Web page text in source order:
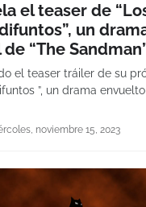
el teaser de
un
“The
el teaser tráiler de su
”, un drama envuelto
noviembre 15, 2023